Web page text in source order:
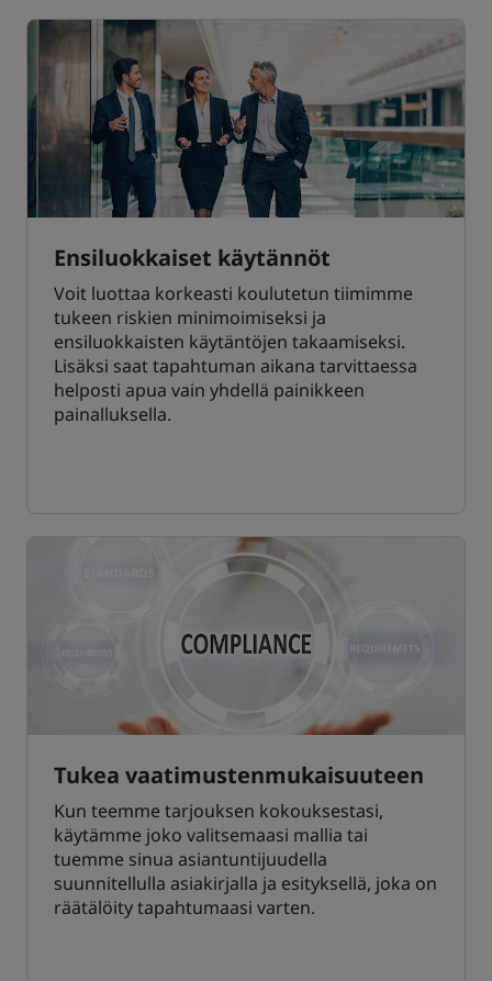
Ensiluokkaiset käytännöt
Voit luottaa korkeasti koulutetun tiimimme
tukeen riskien minimoimiseksi ja
ensiluokkaisten käytäntöjen takaamiseksi.
Lisäksi saat tapahtuman aikana tarvittaessa
helposti apua vain yhdellä painikkeen
painalluksella.
Tukea vaatimustenmukaisuuteen
Kun teemme tarjouksen kokouksestasi,
käytämme joko valitsemaasi mallia tai
tuemme sinua asiantuntijuudella
suunnitellulla asiakirjalla ja esityksellä, joka on
räätälöity tapahtumaasi varten.